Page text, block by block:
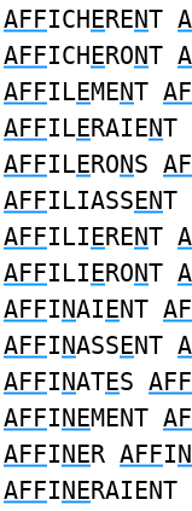
AFFICHERENT
AFFICHERONT
AFFILEMENT
AFFILERAIENT
AFFILERONS
AFFILIASSENT
AFFILIERENT
AFFILIERONT
AFFINAIENT
AFFINASSENT
AFFINATES AFF
AFFINEMENT
AFFINER AFFI
AFFINERAIENT